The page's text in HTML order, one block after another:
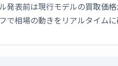
発表前は現行モデルの買取価
で相場の動きをリアルタイムに